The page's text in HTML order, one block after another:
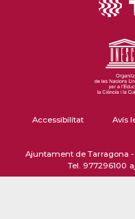
Accessibilitat
Avís
Ajuntament de Tarragona -
Tel. 977296100